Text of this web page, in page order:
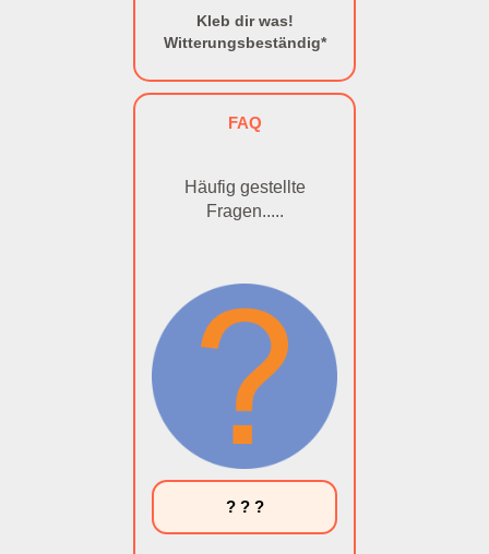
Kleb dir was!
Witterungsbeständig*
FAQ
Häufig gestellte
Fragen.....
? ? ?